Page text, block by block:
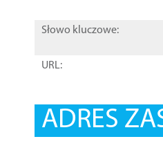
Słowo kluczowe:
URL:
ADRES